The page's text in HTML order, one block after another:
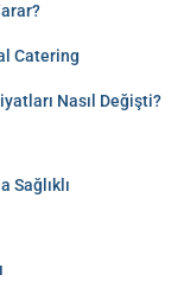
Catering
Nasıl Değişti?
Sağlıklı